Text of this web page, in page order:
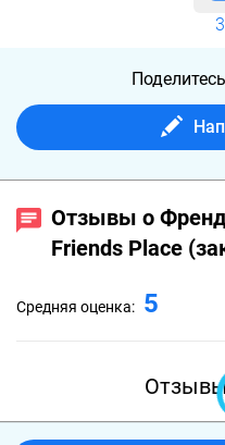
3
Отзывы о
Friends Place
Средняя оценка: 5